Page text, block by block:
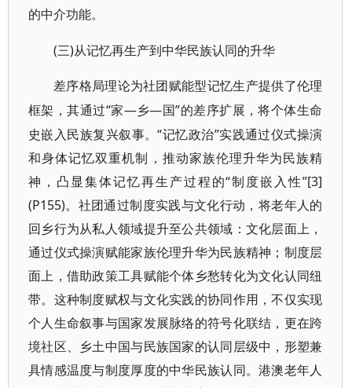
的中介功能。
(三)从记忆再生产到中华民族认同的升华
差序格局理论为社团赋能型记忆生产提供了伦理
框架，其通过“家—乡—国”的差序扩展，将个体生命
史嵌入民族复兴叙事。“记忆政治”实践通过仪式操演
和身体记忆双重机制，推动家族伦理升华为民族精
神，凸显集体记忆再生产过程的“制度嵌入性”[3]
(P155)。社团通过制度实践与文化行动，将老年人的
回乡行为从私人领域提升至公共领域：文化层面上，
通过仪式操演赋能家族伦理升华为民族精神；制度层
面上，借助政策工具赋能个体乡愁转化为文化认同纽
带。这种制度赋权与文化实践的协同作用，不仅实现
个人生命叙事与国家发展脉络的符号化联结，更在跨
境社区、乡土中国与民族国家的认同层级中，形塑兼
具情感温度与制度厚度的中华民族认同。港澳老年人